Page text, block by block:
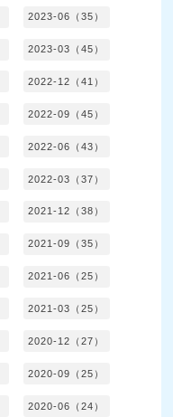
2023-06（35）
2023-03（45）
2022-12（41）
2022-09（45）
2022-06（43）
2022-03（37）
2021-12（38）
2021-09（35）
2021-06（25）
2021-03（25）
2020-12（27）
2020-09（25）
2020-06（24）